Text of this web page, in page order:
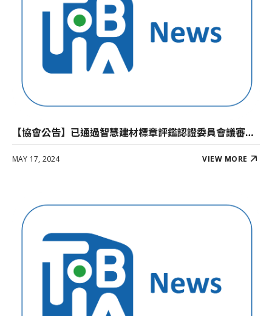
【協會公告】已通過智慧建材標章評鑑認證委員會議審查三案，彬騰企業、宏力實業、東訊公司等，累計25家獲得智慧建材標章認證。
MAY 17, 2024 VIEW MORE